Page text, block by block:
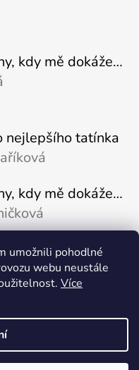
umožnili pohodlné
webu neustále
Více
Hrneček - Jsou dny, kdy mě dokáže nasrat i vzduch - Sova
5 hvězdiček.
nejlepšího tatínka
5 hvězdiček.
Hrneček - Jsou dny, kdy mě dokáže nasrat i vzduch-naštvaný pejsek
5 hvězdiček.
práva vyhrazena.Upravit